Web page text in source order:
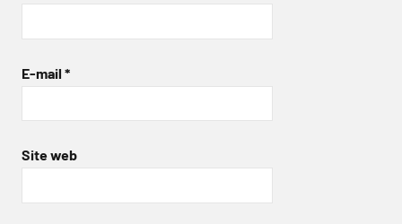
E-mail *
Site web